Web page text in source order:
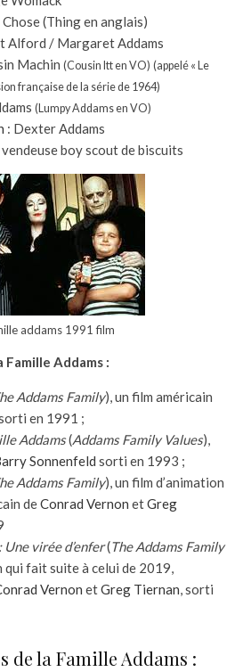
Chose (Thing en anglais)
Alford / Margaret Addams
Machin (Cousin Itt en VO) (appelé « Le
française de la série de 1964)
(Lumpy Addams en VO)
: Dexter Addams
vendeuse boy scout de biscuits
addams 1991 film
Famille Addams :
Addams Family), un film américain
en 1991 ;
Addams(Addams Family Values),
Sonnenfeld sorti en 1993 ;
Addams Family), un film d’animation
deConrad Vernon etGreg
virée d’enfer(The Addams Family
qui fait suite à celui de 2019,
Vernon etGreg Tiernan, sorti
de la Famille Addams :